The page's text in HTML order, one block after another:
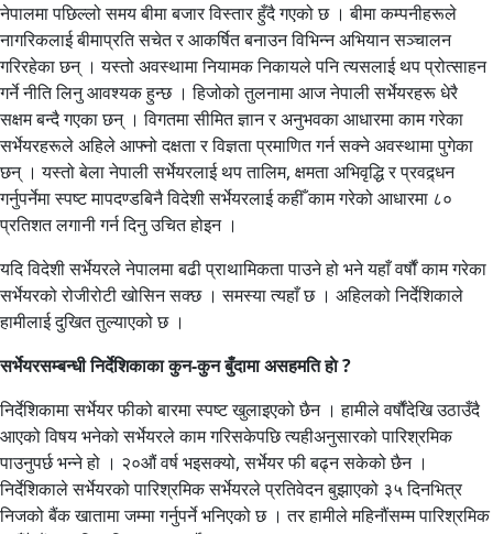
नेपालमा पछिल्लो समय बीमा बजार विस्तार हुँदै गएको छ । बीमा कम्पनीहरूले
नागरिकलाई बीमाप्रति सचेत र आकर्षित बनाउन विभिन्न अभियान सञ्चालन
गरिरहेका छन् । यस्तो अवस्थामा नियामक निकायले पनि त्यसलाई थप प्रोत्साहन
गर्ने नीति लिनु आवश्यक हुन्छ । हिजोको तुलनामा आज नेपाली सर्भेयरहरू धेरै
सक्षम बन्दै गएका छन् । विगतमा सीमित ज्ञान र अनुभवका आधारमा काम गरेका
सर्भेयरहरूले अहिले आफ्नो दक्षता र विज्ञता प्रमाणित गर्न सक्ने अवस्थामा पुगेका
छन् । यस्तो बेला नेपाली सर्भेयरलाई थप तालिम, क्षमता अभिवृद्धि र प्रवद्र्धन
गर्नुपर्नेमा स्पष्ट मापदण्डबिनै विदेशी सर्भेयरलाई कहीँ काम गरेको आधारमा ८०
प्रतिशत लगानी गर्न दिनु उचित होइन ।
यदि विदेशी सर्भेयरले नेपालमा बढी प्राथामिकता पाउने हो भने यहाँ वर्षौं काम गरेका
सर्भेयरको रोजीरोटी खोसिन सक्छ । समस्या त्यहाँ छ । अहिलको निर्देशिकाले
हामीलाई दुखित तुल्याएको छ ।
सर्भेयरसम्बन्धी निर्देशिकाका कुन-कुन बुँदामा असहमति हाे ?
निर्देशिकामा सर्भेयर फीको बारमा स्पष्ट खुलाइएको छैन । हामीले वर्षौंदेखि उठाउँदै
आएको विषय भनेको सर्भेयरले काम गरिसकेपछि त्यहीअनुसारको पारिश्रमिक
पाउनुपर्छ भन्ने हो । २०औं वर्ष भइसक्यो, सर्भेयर फी बढ्न सकेको छैन ।
निर्देशिकाले सर्भेयरको पारिश्रमिक सर्भेयरले प्रतिवेदन बुझाएको ३५ दिनभित्र
निजको बैंक खातामा जम्मा गर्नुपर्ने भनिएको छ । तर हामीले महिनौंसम्म पारिश्रमिक